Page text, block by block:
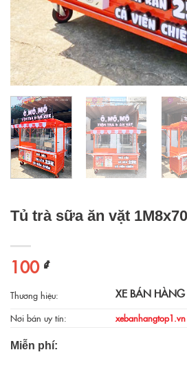
Tủ trà sữa ăn vặt
100 ₫
Thương hiệu: XE BÁN HÀNG
Nơi bán uy tín: xebanhangtop1.vn
Miễn phí: